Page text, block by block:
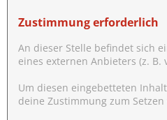
Zustimmung erforderlich
An dieser Stelle befindet sich
eines externen Anbieters (z. B.
Um diesen eingebetteten
deine Zustimmung zum